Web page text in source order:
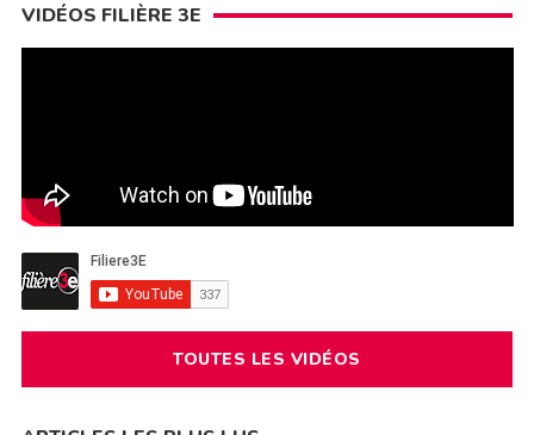
VIDÉOS FILIÈRE 3E
TOUTES LES VIDÉOS